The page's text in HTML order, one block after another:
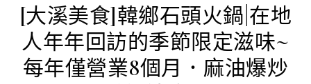
[大溪美食]韓鄉石頭火鍋|在地
人年年回訪的季節限定滋味~
每年僅營業8個月．麻油爆炒